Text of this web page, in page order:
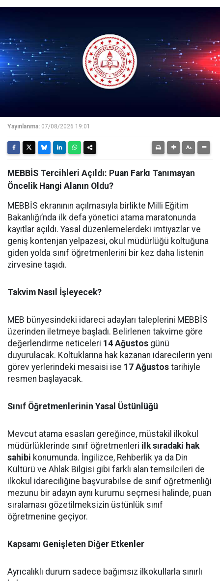
Yayınlanma: 07/08/2026 19:01
MEBBİS Tercihleri Açıldı: Puan Farkı Tanımayan
Öncelik Hangi Alanın Oldu?
MEBBİS ekranının açılmasıyla birlikte Milli Eğitim
Bakanlığı’nda ilk defa yönetici atama maratonunda
kayıtlar açıldı. Yasal düzenlemelerdeki imtiyazlar ve
geniş kontenjan yelpazesi, okul müdürlüğü koltuğuna
giden yolda sınıf öğretmenlerini bir kez daha listenin
zirvesine taşıdı.
Takvim Nasıl İşleyecek?
MEB bünyesindeki idareci adayları taleplerini MEBBİS
üzerinden iletmeye başladı. Belirlenen takvime göre
değerlendirme neticeleri 14 Ağustos günü
duyurulacak. Koltuklarına hak kazanan idarecilerin yeni
görev yerlerindeki mesaisi ise 17 Ağustos tarihiyle
resmen başlayacak.
Sınıf Öğretmenlerinin Yasal Üstünlüğü
Mevcut atama esasları gereğince, müstakil ilkokul
müdürlüklerinde sınıf öğretmenleri ilk sıradaki hak
sahibi konumunda. İngilizce, Rehberlik ya da Din
Kültürü ve Ahlak Bilgisi gibi farklı alan temsilcileri de
ilkokul idareciliğine başvurabilse de sınıf öğretmenliği
mezunu bir adayın aynı kurumu seçmesi halinde, puan
sıralaması gözetilmeksizin üstünlük sınıf
öğretmenine geçiyor.
Kapsamı Genişleten Diğer Etkenler
Ayrıcalıklı durum sadece bağımsız ilkokullarla sınırlı